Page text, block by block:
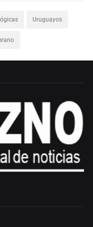
Uruguayos